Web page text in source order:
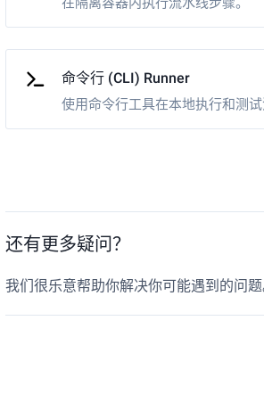
命令行 (CLI) Runner
使用命令行工具在本地执行和测
还有更多疑问？
我们很乐意帮助你解决你可能遇到的问题